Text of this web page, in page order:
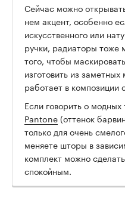
Сейчас можно
нем акцент, особенно
искусственного или
ручки, радиаторы тоже
того, чтобы
изготовить из
работает в композиции
Если говорить о модных
Pantone(оттенок
только для очень
меняете шторы в
комплект можно
спокойным.